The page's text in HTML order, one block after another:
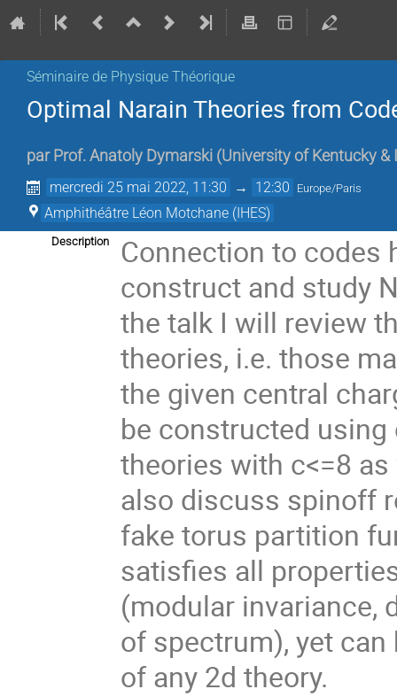
Séminaire de Physique Théorique
Optimal Narain Theories from
par Prof. Anatoly Dymarski (University of Kentucky &
mercredi 25 mai 2022, 11:30 → 12:30 Europe/Paris
Amphithéâtre Léon Motchane (IHES)
Description
Connection to codes
construct and study
the talk I will review
theories, i.e. those
the given central
be constructed
theories with c<=8
also discuss spinoff
fake torus partition
satisfies all
(modular invariance,
of spectrum), yet
of any 2d theory.